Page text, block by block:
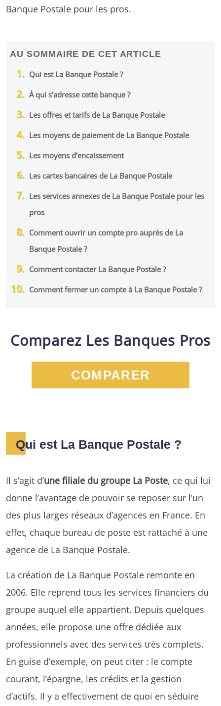
Banque Postale pour les pros.
AU SOMMAIRE DE CET ARTICLE
Qui est La Banque Postale ?
À qui s’adresse cette banque ?
Les offres et tarifs de La Banque Postale
Les moyens de paiement de La Banque Postale
Les moyens d’encaissement
Les cartes bancaires de La Banque Postale
Les services annexes de La Banque Postale pour les
pros
Comment ouvrir un compte pro auprès de La
Banque Postale ?
Comment contacter La Banque Postale ?
Comment fermer un compte à La Banque Postale ?
Comparez Les Banques Pros
COMPARER
Qui est La Banque Postale ?
Il s’agit d’une filiale du groupe La Poste, ce qui lui
donne l’avantage de pouvoir se reposer sur l’un
des plus larges réseaux d’agences en France. En
effet, chaque bureau de poste est rattaché à une
agence de La Banque Postale.
La création de La Banque Postale remonte en
2006. Elle reprend tous les services financiers du
groupe auquel elle appartient. Depuis quelques
années, elle propose une offre dédiée aux
professionnels avec des services très complets.
En guise d’exemple, on peut citer : le compte
courant, l’épargne, les crédits et la gestion
d’actifs. Il y a effectivement de quoi en séduire